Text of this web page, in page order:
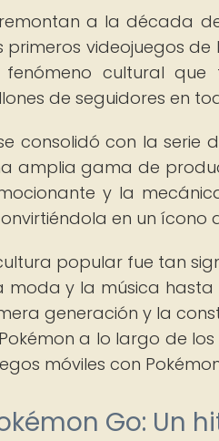
a la década
videojuegos
cultural que
de seguidores en
consolidó con la serie
amplia gama de
y la
en un ícono
popular fue tan
y la música
generación y la
a lo largo de
móviles con
Go: Un